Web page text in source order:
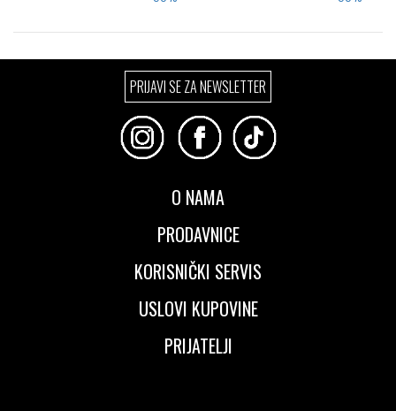
Izaberi željeni broj:
44
Izaberi željeni broj:
42
PRIJAVI SE ZA NEWSLETTER
O NAMA
PRODAVNICE
KORISNIČKI SERVIS
USLOVI KUPOVINE
PRIJATELJI